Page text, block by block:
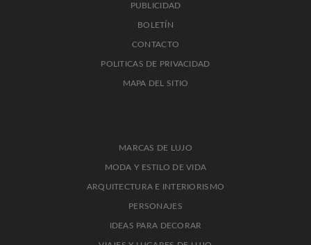
PUBLICIDAD
BOLETÍN
CONTACTO
POLITICAS DE PRIVACIDAD
MAPA DEL SITIO
MARCAS DE LUJO
MODA Y ESTILO DE VIDA
ARQUITECTURA E INTERIORISMO
PERSONAJES
IDEAS PARA DECORAR